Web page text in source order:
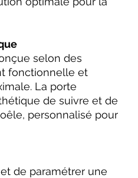
selon des
fonctionnelle et
La porte
de suivre et de
personnalisé pour
de paramétrer une